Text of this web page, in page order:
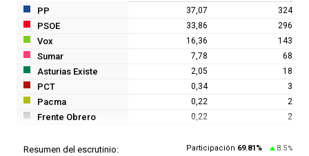
PP 37,07 324
PSOE 33,86 296
Vox 16,36 143
Sumar 7,78 68
Asturias Existe 2,05 18
PCT 0,34 3
Pacma 0,22 2
Frente Obrero 0,22 2
Resumen del escrutinio: Participación 69.81% 8.5 %